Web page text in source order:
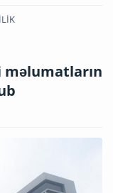
məlumatların